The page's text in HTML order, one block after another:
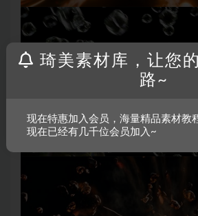
琦美素材库，让您
路~
现在特惠加入会员，海量精品素材教
现在已经有几千位会员加入~